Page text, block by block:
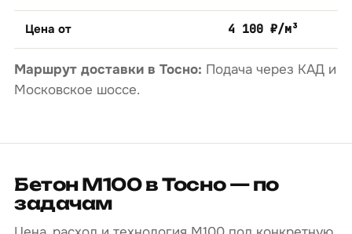
Цена от 4 100 ₽/м³
Маршрут доставки в Тосно: Подача через КАД и
Московское шоссе.
Бетон М100 в Тосно — по
задачам